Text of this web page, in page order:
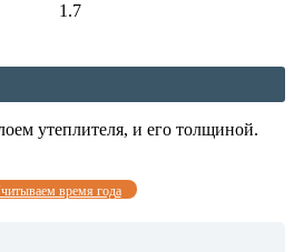
1.7
утеплителя, и его толщиной.
время года